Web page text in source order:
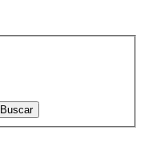
Buscar